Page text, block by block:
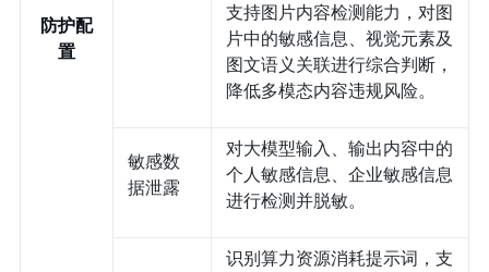
防护配
置
支持图片内容检测能力，对图
片中的敏感信息、视觉元素及
图文语义关联进行综合判断，
降低多模态内容违规风险。
敏感数
据泄露
对大模型输入、输出内容中的
个人敏感信息、企业敏感信息
进行检测并脱敏。
识别算力资源消耗提示词，支